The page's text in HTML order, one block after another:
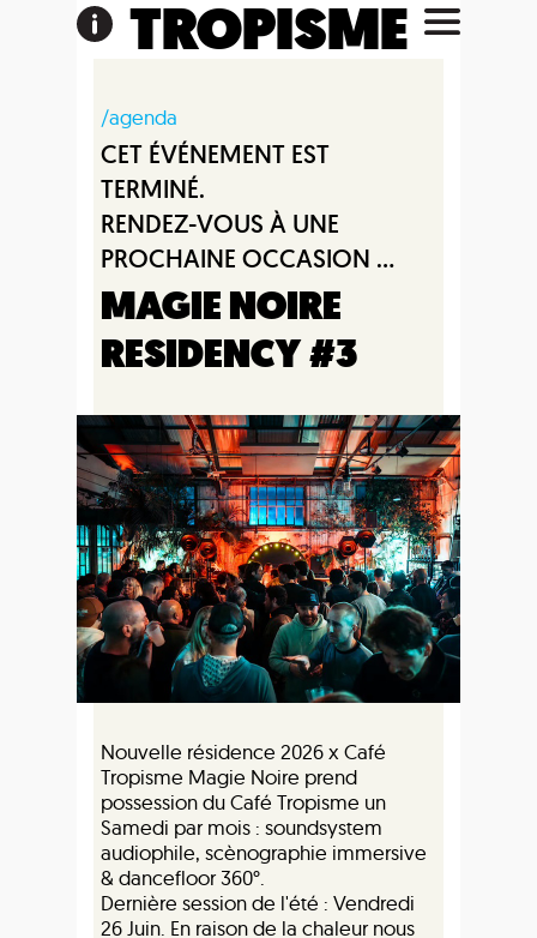
TROPISME
/agenda
CET ÉVÉNEMENT EST
TERMINÉ.
RENDEZ-VOUS À UNE
PROCHAINE OCCASION ...
MAGIE NOIRE
RESIDENCY #3
Nouvelle résidence 2026 x Café
Tropisme Magie Noire prend
possession du Café Tropisme un
Samedi par mois : soundsystem
audiophile, scènographie immersive
& dancefloor 360°.
Dernière session de l'été : Vendredi
26 Juin. En raison de la chaleur nous